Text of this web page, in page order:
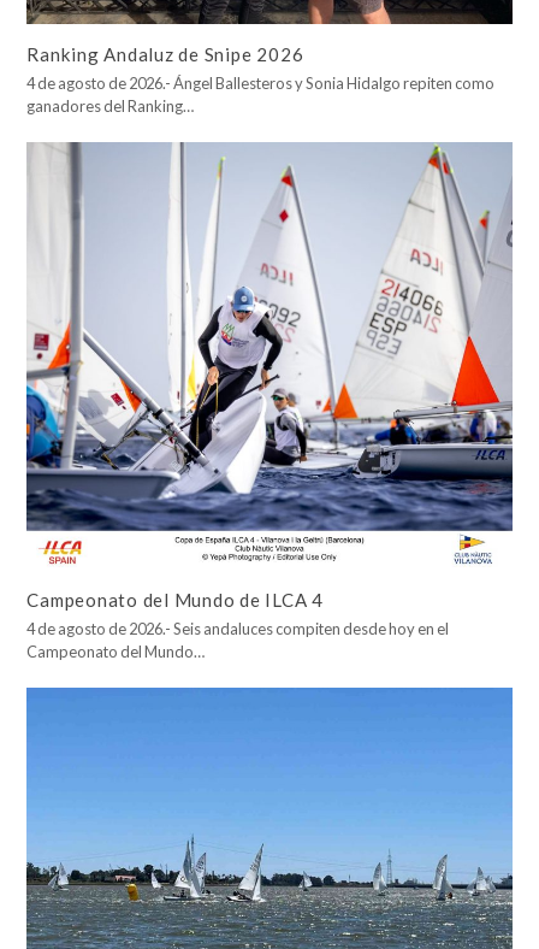
Ranking Andaluz de Snipe 2026
4 de agosto de 2026.- Ángel Ballesteros y Sonia Hidalgo repiten como
ganadores del Ranking…
Campeonato del Mundo de ILCA 4
4 de agosto de 2026.- Seis andaluces compiten desde hoy en el
Campeonato del Mundo…